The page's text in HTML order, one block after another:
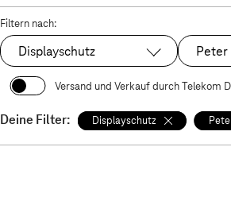
Filtern nach:
Ausgewählt:
Displayschutz Peter
Versand und Verkauf durch Telekom
Deine Filter: Displayschutz